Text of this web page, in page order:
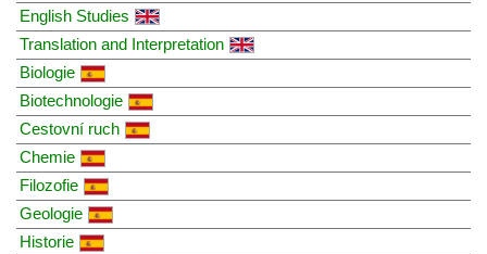
English Studies
Translation and Interpretation
Biologie
Biotechnologie
Cestovní ruch
Chemie
Filozofie
Geologie
Historie